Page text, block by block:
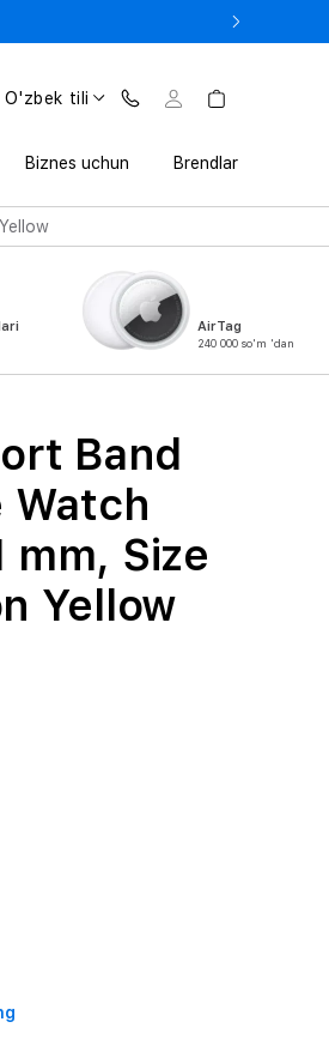
000 so‘mdan.
O'zbek tili
Biznes uchun Brendlar
AirTag
240 000 so'm 'dan
Band
Watch
Size
Yellow